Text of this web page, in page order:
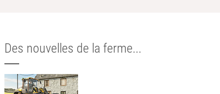
Des nouvelles de la ferme...